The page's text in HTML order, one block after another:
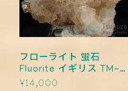
フローライト 蛍石
Fluorite イギリス TM-
0004
¥14,000